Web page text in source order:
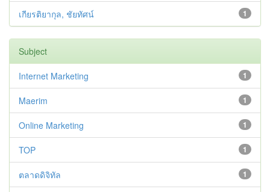
1
เกียรติยากุล, ชัยทัศน์
Subject
1
Internet Marketing
1
Maerim
1
Online Marketing
1
TOP
1
ตลาดดิจิทัล